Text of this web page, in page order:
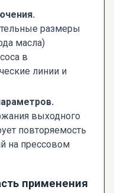
размеры
масла)
в
линии и
выходного
повторяемость
на прессовом
применения